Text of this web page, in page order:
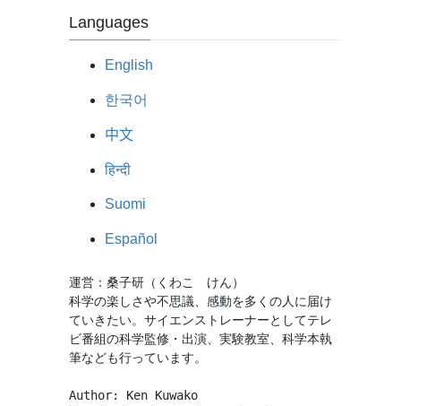
Languages
English
한국어
中文
हिन्दी
Suomi
Español
運営：桑子研（くわこ　けん）
科学の楽しさや不思議、感動を多くの人に届け
ていきたい。サイエンストレーナーとしてテレ
ビ番組の科学監修・出演、実験教室、科学本執
筆なども行っています。
Author: Ken Kuwako